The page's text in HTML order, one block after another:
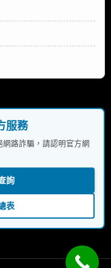
服務
路詐騙，請認明官方網
詢
表